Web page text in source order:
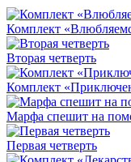
Комплект
Вторая четверть
Комплект
Марфа спешит на
Первая четверть